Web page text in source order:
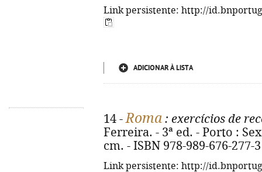
Link persistente: http://
ADICIONAR À LISTA
14 -Roma : exercícios de
Ferreira. - 3ª ed. - Porto :
cm. - ISBN 978-989-676-277-3
Link persistente: http://